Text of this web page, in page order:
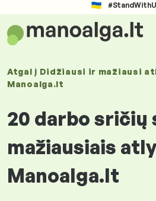
Atgal į Didžiausi ir mažiausi
Manoalga.lt
20 darbo sričių
mažiausiais
Manoalga.lt